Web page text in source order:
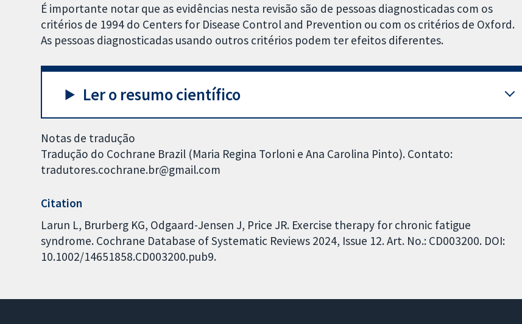
É importante notar que as evidências nesta revisão são de pessoas diagnosticadas com os
critérios de 1994 do Centers for Disease Control and Prevention ou com os critérios de Oxford.
As pessoas diagnosticadas usando outros critérios podem ter efeitos diferentes.
Ler o resumo científico
Notas de tradução
Tradução do Cochrane Brazil (Maria Regina Torloni e Ana Carolina Pinto). Contato:
tradutores.cochrane.br@gmail.com
Citation
Larun L, Brurberg KG, Odgaard-Jensen J, Price JR. Exercise therapy for chronic fatigue
syndrome. Cochrane Database of Systematic Reviews 2024, Issue 12. Art. No.: CD003200. DOI:
10.1002/14651858.CD003200.pub9.